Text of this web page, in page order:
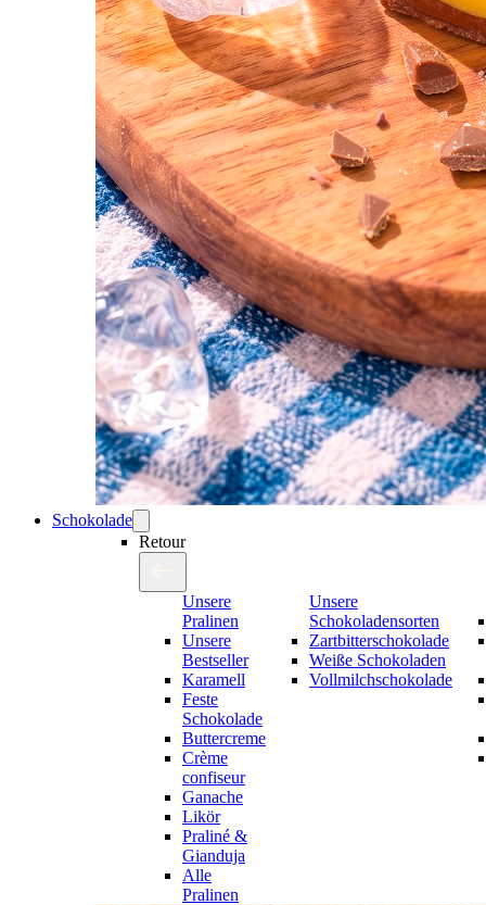
Schokolade
Retour
Unsere
Pralinen
Unsere
Bestseller
Karamell
Feste
Schokolade
Buttercreme
Crème
confiseur
Ganache
Likör
Praliné &
Gianduja
Alle
Pralinen
Unsere
Schokoladensorten
Zartbitterschokolade
Weiße Schokoladen
Vollmilchschokolade